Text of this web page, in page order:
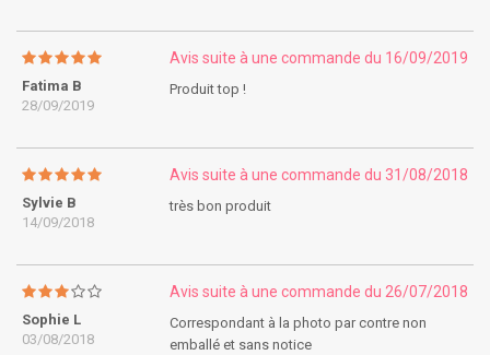
Fatima B
28/09/2019
Avis suite à une commande du 16/09/2019
Produit top !
Sylvie B
14/09/2018
Avis suite à une commande du 31/08/2018
très bon produit
Sophie L
03/08/2018
Avis suite à une commande du 26/07/2018
Correspondant à la photo par contre non
emballé et sans notice